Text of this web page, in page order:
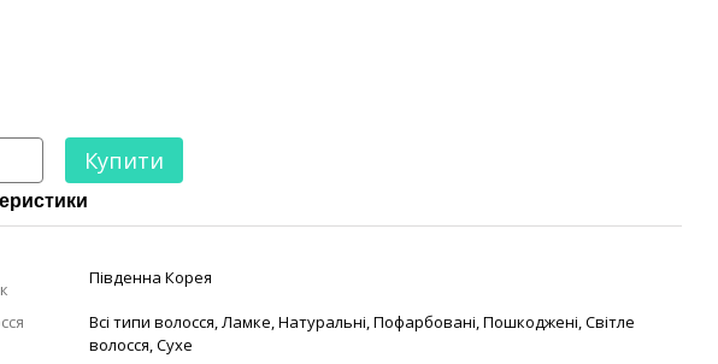
Купити
Південна Корея
Всі типи волосся,Ламке,Натуральні,Пофарбовані,Пошкоджені,Світле
волосся,Сухе